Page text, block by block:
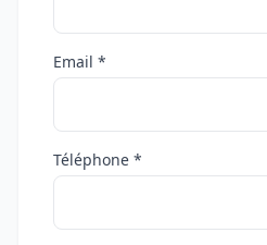
Email *
Téléphone *